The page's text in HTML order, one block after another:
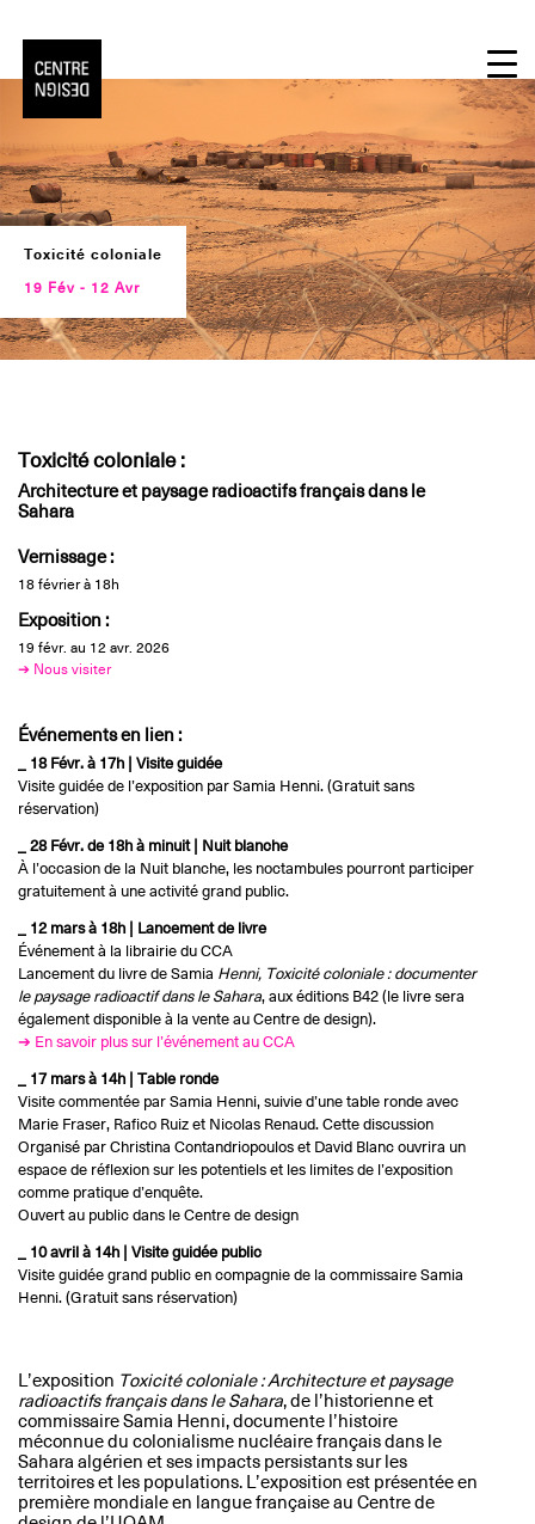
Toxicité coloniale
19 Fév - 12 Avr
Toxicité coloniale :
Architecture et paysage radioactifs français dans le
Sahara
Vernissage :
18 février à 18h
Exposition :
19 févr. au 12 avr. 2026
➔ Nous visiter
Événements en lien :
_ 18 Févr. à 17h | Visite guidée
Visite guidée de l’exposition par Samia Henni. (Gratuit sans
réservation)
_ 28 Févr. de 18h à minuit | Nuit blanche
À l’occasion de la Nuit blanche, les noctambules pourront participer
gratuitement à une activité grand public.
_ 12 mars à 18h | Lancement de livre
Événement à la librairie du CCA
Lancement du livre de Samia Henni, Toxicité coloniale : documenter
le paysage radioactif dans le Sahara, aux éditions B42 (le livre sera
également disponible à la vente au Centre de design).
➔ En savoir plus sur l’événement au CCA
_ 17 mars à 14h | Table ronde
Visite commentée par Samia Henni, suivie d’une table ronde avec
Marie Fraser, Rafico Ruiz et Nicolas Renaud. Cette discussion
Organisé par Christina Contandriopoulos et David Blanc ouvrira un
espace de réflexion sur les potentiels et les limites de l’exposition
comme pratique d’enquête.
Ouvert au public dans le Centre de design
_ 10 avril à 14h | Visite guidée public
Visite guidée grand public en compagnie de la commissaire Samia
Henni. (Gratuit sans réservation)
L’exposition Toxicité coloniale : Architecture et paysage
radioactifs français dans le Sahara, de l’historienne et
commissaire Samia Henni, documente l’histoire
méconnue du colonialisme nucléaire français dans le
Sahara algérien et ses impacts persistants sur les
territoires et les populations. L’exposition est présentée en
première mondiale en langue française au Centre de